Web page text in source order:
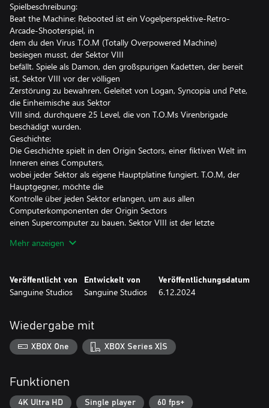
Spielbeschreibung:
Beat the Machine: Rebooted ist ein Vogelperspektive-Retro-
Arcade-Shooterspiel, in
dem du den Virus T.O.M (Totally Overpowered Machine)
besiegen musst, der Sektor VIII
befällt. Spiele als Damon, den großspurigen Kadetten, der bereit
ist, Sektor VIII vor der völligen
Zerstörung zu bewahren. Geleitet von Logan, Syncopia und Pete,
die Einheimische aus Sektor
VIII sind, durchquere 25 Level, die von T.O.Ms Virenbrigade
beschädigt wurden.
Geschichte:
Die Geschichte spielt in den Origin Sectors, einer fiktiven Welt im
Inneren eines Computers,
wobei jeder Sektor als eigene Hauptplatine fungiert. T.O.M, der
Hauptgegner, möchte die
Kontrolle über jeden Sektor erlangen, um aus allen
Computerkomponenten der Origin Sectors
einen Supercomputer zu bauen. Sektor VIII ist der letzte
aller 11 Sektoren. Damon, der Protagonist, ist die letzte
einst waren. Du musst T.O.M.
aufhalten, bevor er die Weltherrschaft erlangt.
Jedes Level hat seine eigenen, einzigartigen Ziele. Überlege dich
neue Strategien, um den besten
oder schnellsten Weg zu finden, jedes Level zu beenden. Das
Spiel bietet außerdem 9
Schwierigkeitsgraden sowie 5 einzigartige
Fortschritt gespeichert,
Mehr anzeigen
Veröffentlicht von
Sanguine Studios
Entwickelt von
Sanguine Studios
Veröffentlichungsdatum
6.12.2024
Wiedergabe mit
XBOX One XBOX Series X|S
Funktionen
4K Ultra HD Single player 60 fps+